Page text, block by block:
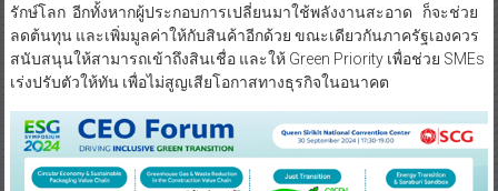
รักษ์โลก อีกทั้งหากผู้ประกอบการเปลี่ยนมาใช้พลังงานสะอาด ก็จะช่วย
ลดต้นทุน และเพิ่มมูลค่าให้กับสินค้าอีกด้วย ขณะเดียวกันภาครัฐเองควร
สนับสนุนให้สามารถเข้าถึงสินเชื่อ และให้ Green Priority เพื่อช่วย SMEs
เร่งปรับตัวให้ทัน เพื่อไม่สูญเสียโอกาสทางธุรกิจในอนาคต